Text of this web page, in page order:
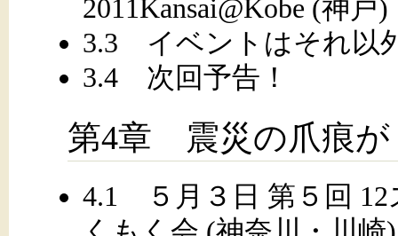
2011Kansai@Kobe (神戸)
3.3 イベントはそれ以
3.4 次回予告！
第4章 震災の爪痕が
4.1 ５月３日 第５回 12